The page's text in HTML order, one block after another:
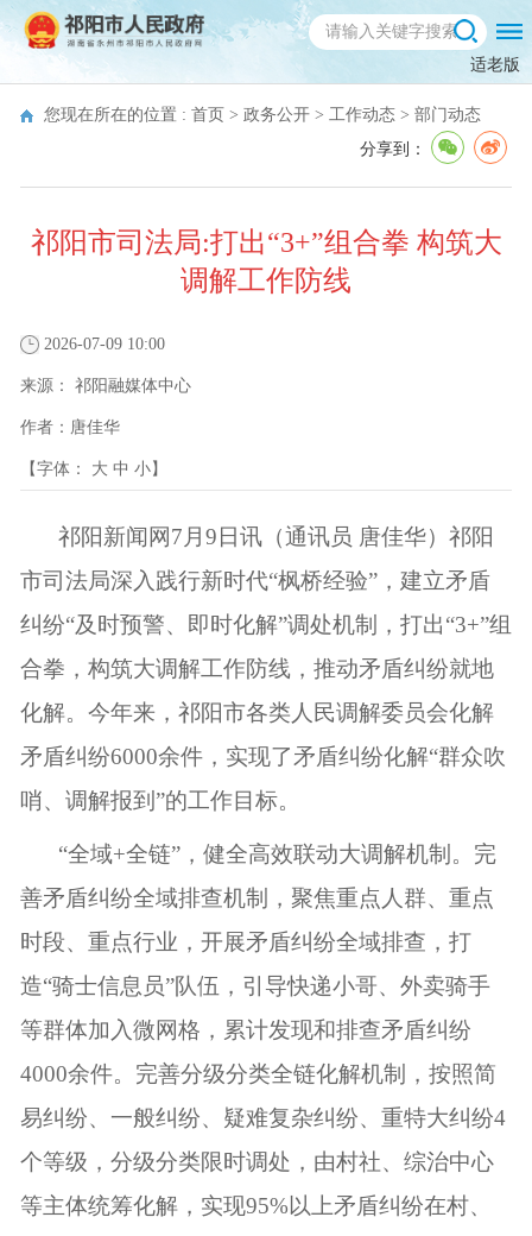
适老版
您现在所在的位置 : 首页 > 政务公开 > 工作动态 > 部门动态
分享到：
祁阳市司法局:打出“3+”组合拳 构筑大
调解工作防线
2026-07-09 10:00
来源： 祁阳融媒体中心
作者： 唐佳华
【字体： 大 中 小】
祁阳新闻网7月9日讯（通讯员 唐佳华）祁阳
市司法局深入践行新时代“枫桥经验”，建立矛盾
纠纷“及时预警、即时化解”调处机制，打出“3+”组
合拳，构筑大调解工作防线，推动矛盾纠纷就地
化解。今年来，祁阳市各类人民调解委员会化解
矛盾纠纷6000余件，实现了矛盾纠纷化解“群众吹
哨、调解报到”的工作目标。
“全域+全链”，健全高效联动大调解机制。完
善矛盾纠纷全域排查机制，聚焦重点人群、重点
时段、重点行业，开展矛盾纠纷全域排查，打
造“骑士信息员”队伍，引导快递小哥、外卖骑手
等群体加入微网格，累计发现和排查矛盾纠纷
4000余件。完善分级分类全链化解机制，按照简
易纠纷、一般纠纷、疑难复杂纠纷、重特大纠纷4
个等级，分级分类限时调处，由村社、综治中心
等主体统筹化解，实现95%以上矛盾纠纷在村、